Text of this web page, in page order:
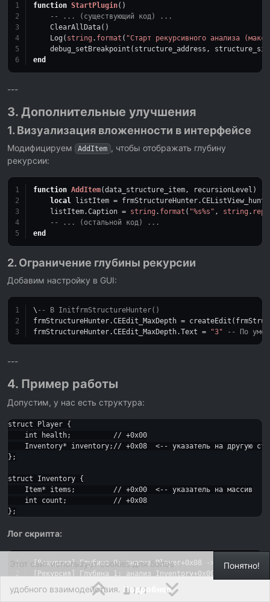
function StartPlugin()
-- ... (существующий код) ...
    ClearAllData()
    Log(
string. format ( "Старт рекурсивного анализа
debug_setBreakpoint(structure_address,
end
---
3. Дополнительные улучшения
1. Визуализация вложенности в интерфейсе
Модифицируем AddItem , чтобы отображать глубину
рекурсии:
function AddItem(data_structure_item, recursionLevel)
local listItem =
    listItem.Caption =
string. format ( "%s%s" , string. rep
-- ... (остальной код) ...
end
2. Ограничение глубины рекурсии
Добавим настройку в GUI:
\ -- В InitfrmStructureHunter()
frmStructureHunter.CEEdit_MaxDepth =
frmStructureHunter.CEEdit_MaxDepth.Text =
"3" -- По
---
4. Пример работы
Допустим, у нас есть структура:
struct Player {
    int health;          // +0x00
Inventory* inventory;// +0x08  <-- указатель на другую
};
struct Inventory {
    Item* items;         // +0x00  <-- указатель на массив
    int count;           // +0x08
Лог скрипта:
[Рекурсия] Глубина 0 : анализ Player+0x08 -> Inventory (
[Рекурсия] Глубина
1 : анализ Inventory+0x00
[Рекурсия] Глубина
: анализ Items[
1 / 1
Понятно!
Этот сайт использует cookies для более
удобного взаимодействия. Подробнее